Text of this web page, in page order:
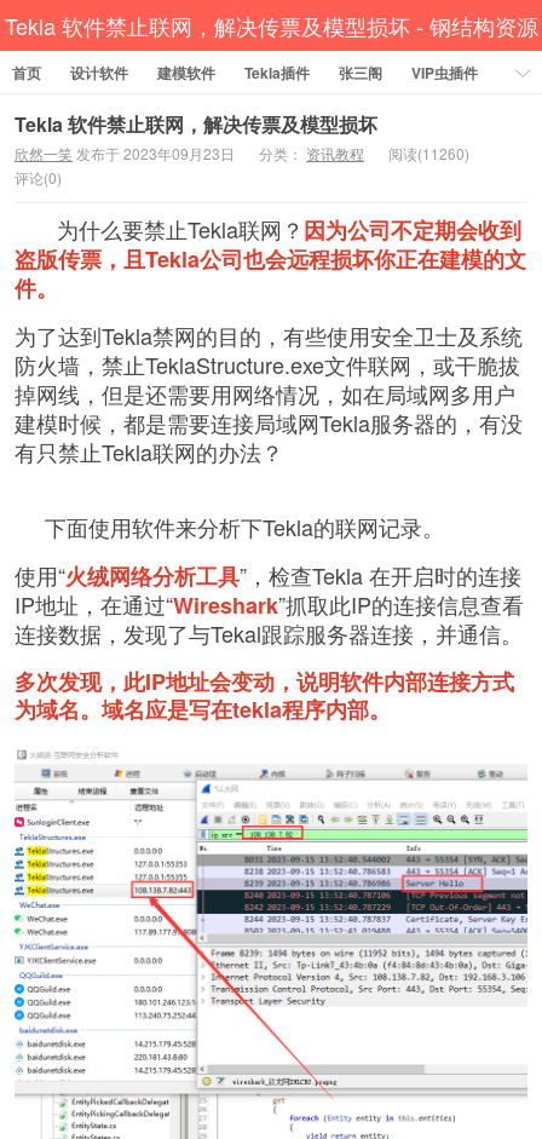
Tekla 软件禁止联网，解决传票及模型损坏 - 钢结构资源
网 Tekla插件 CAD工具 犀牛GH汉化 套料
首页 设计软件 建模软件 Tekla插件 张三阁
VIP虫插件
CAD插件
定尺提料 贱人工具箱 工程辅助
资讯教程
工程模型 关于网站
Tekla 软件禁止联网，解决传票及模型损坏
欣然一笑 发布于 2023年09月23日 分类： 资讯教程
阅读(11260)
评论(0)
为什么要禁止Tekla联网？ 因为公司不定期会收到
盗版传票，且Tekla公司也会远程损坏你正在建模的文
件。
为了达到Tekla禁网的目的，有些使用安全卫士及系统
防火墙，禁止TeklaStructure.exe文件联网，或干脆拔
掉网线，但是还需要用网络情况，如在局域网多用户
建模时候，都是需要连接局域网Tekla服务器的，有没
有只禁止Tekla联网的办法？
下面使用软件来分析下Tekla的联网记录。
使用“火绒网络分析工具”，检查Tekla 在开启时的连接
IP地址，在通过“Wireshark”抓取此IP的连接信息查看
连接数据，发现了与Tekal跟踪服务器连接，并通信。
多次发现，此IP地址会变动，说明软件内部连接方式
为域名。域名应是写在tekla程序内部。